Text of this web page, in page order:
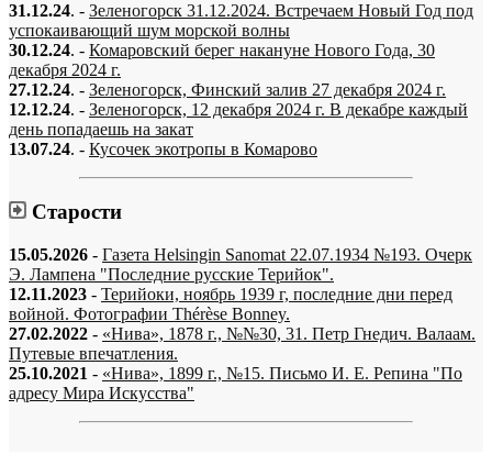
31.12.24. - Зеленогорск 31.12.2024. Встречаем Новый Год под
успокаивающий шум морской волны
30.12.24. - Комаровский берег накануне Нового Года, 30
декабря 2024 г.
27.12.24. - Зеленогорск, Финский залив 27 декабря 2024 г.
12.12.24. - Зеленогорск, 12 декабря 2024 г. В декабре каждый
день попадаешь на закат
13.07.24. - Кусочек экотропы в Комарово
Старости
15.05.2026 - Газета Helsingin Sanomat 22.07.1934 №193. Очерк
Э. Лампена "Последние русские Терийок".
12.11.2023 - Терийоки, ноябрь 1939 г, последние дни перед
войной. Фотографии Thérèse Bonney.
27.02.2022 - «Нива», 1878 г., №№30, 31. Петр Гнедич. Валаам.
Путевые впечатления.
25.10.2021 - «Нива», 1899 г., №15. Письмо И. Е. Репина "По
адресу Мира Искусства"